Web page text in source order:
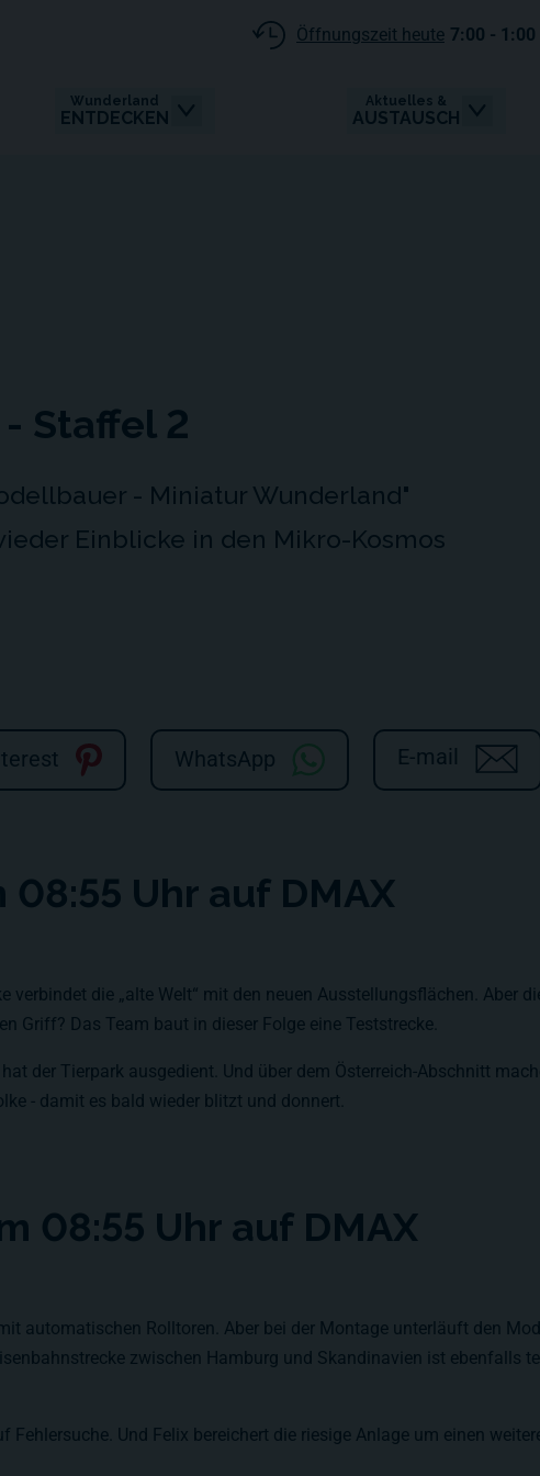
Wunderland
ENTDECKEN
Aktuelles &
AUSTAUSCH
Öffnungszeit heute 7:00 - 1:00
Staffel 2
- Miniatur Wunderland"
Einblicke in den Mikro-Kosmos
WhatsApp E-mail
08:55 Uhr auf DMAX
verbindet die „alte Welt“ mit den neuen Ausstellungsflächen. Aber
Griff? Das Team baut in dieser Folge eine Teststrecke.
der Tierpark ausgedient. Und über dem Österreich-Abschnitt
- damit es bald wieder blitzt und donnert.
08:55 Uhr auf DMAX
automatischen Rolltoren. Aber bei der Montage unterläuft den
zwischen Hamburg und Skandinavien ist ebenfalls
Und Felix bereichert die riesige Anlage um einen